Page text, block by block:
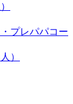
プレパパコー
）